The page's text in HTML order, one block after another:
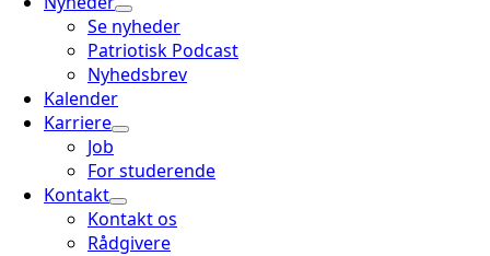
Se nyheder
Patriotisk Podcast
Nyhedsbrev
Kalender
Karriere
Job
For studerende
Kontakt
Kontakt os
Rådgivere